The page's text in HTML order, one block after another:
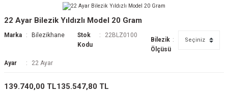
22 Ayar Bilezik Yıldızlı Model 20 Gram
Marka Bilezikhane
Stok
Kodu
22BLZ0100
Bilezik
Ölçüsü
Ayar
22 Ayar
139.740,00 TL135.547,80 TL